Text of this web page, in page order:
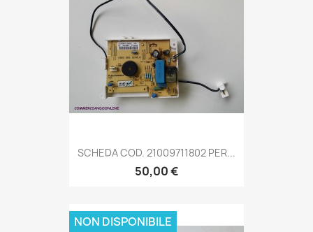
SCHEDA COD. 21009711802 PER...
50,00 €
NON DISPONIBILE